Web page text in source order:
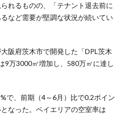
れるものの、「テナント退去前に
など需要が堅調な状況が続いてい
阪府茨木市で開発した「DPL茨木
9万3000㎡増加し、580万㎡に達し
で、前期（4～6月）比で0.2ポイン
なった。ベイエリアの空室率は